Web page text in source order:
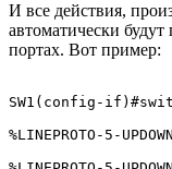
И все действия,
автоматически
портах. Вот пример:
SW1(config-
%LINEPROTO-5-